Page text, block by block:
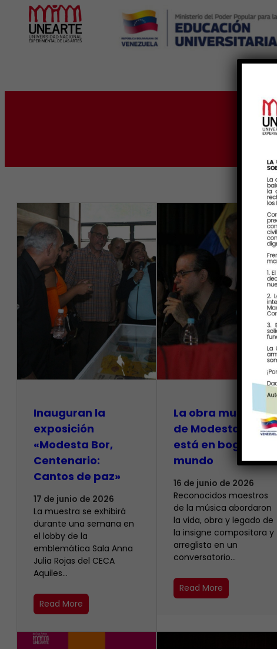
Inauguran la
exposición
«Modesta Bor,
Centenario:
Cantos de paz»
17 de junio de 2026
La muestra se exhibirá
durante una semana en
el lobby de la
emblemática Sala Anna
Julia Rojas del CECA
Aquiles…
Read More
La obra musical
de Modesta Bor
está en boga en el
mundo
16 de junio de 2026
Reconocidos maestros
de la música abordaron
la vida, obra y legado de
la insigne compositora y
arreglista en un
conversatorio…
Read More